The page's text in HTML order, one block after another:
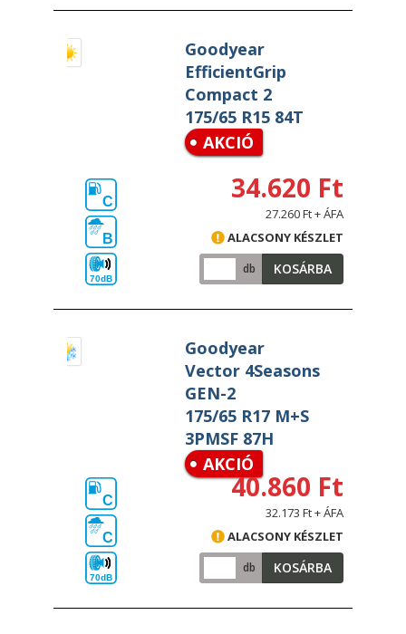
Goodyear
EfficientGrip
Compact 2
175/65 R15 84T
AKCIÓ
C
B
70dB
34.620 Ft
27.260 Ft + ÁFA
ALACSONY KÉSZLET
db KOSÁRBA
Goodyear
Vector 4Seasons
GEN-2
175/65 R17 M+S
3PMSF 87H
AKCIÓ
C
C
70dB
40.860 Ft
32.173 Ft + ÁFA
ALACSONY KÉSZLET
db KOSÁRBA